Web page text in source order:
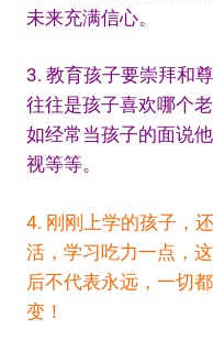
未来充满信心。
3. 教育孩子要崇拜和
往往是孩子喜欢哪个
如经常当孩子的面说
视等等。
4. 刚刚上学的孩子，
活，学习吃力一点，
后不代表永远，一切
变！